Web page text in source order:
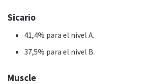
Sicario
41,4% para el nivel A.
37,5% para el nivel B.
Muscle